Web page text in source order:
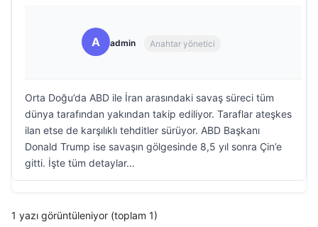
A admin Anahtar yönetici
Orta Doğu’da ABD ile İran arasındaki savaş süreci tüm
dünya tarafından yakından takip ediliyor. Taraflar ateşkes
ilan etse de karşılıklı tehditler sürüyor. ABD Başkanı
Donald Trump ise savaşın gölgesinde 8,5 yıl sonra Çin’e
gitti. İşte tüm detaylar…
1 yazı görüntüleniyor (toplam 1)